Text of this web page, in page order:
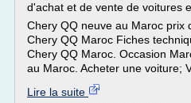
d'achat et de vente de voitures
Chery QQ neuve au Maroc prix
Chery QQ Maroc Fiches
Chery QQ Maroc. Occasion
au Maroc. Acheter une voiture;
Lire la suite